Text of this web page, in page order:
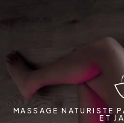
MASSAGE NATURISTE
ET